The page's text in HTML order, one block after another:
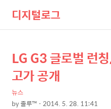
디지털로그
상
세
컨
텐
본
문
제
목
LG G3 글로벌 런
고가 공개
뉴스
by줄루™ 2014. 5. 28. 11:41